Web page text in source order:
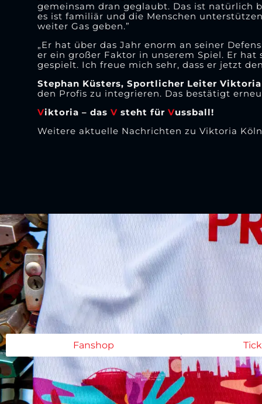
gemeinsam dran geglaubt. Das ist natürlich
es ist familiär und die Menschen
weiter Gas geben.”
„Er hat über das Jahr enorm an seiner
er ein großer Faktor in unserem Spiel. Er
gespielt. Ich freue mich sehr, dass er jetzt
Stephan Küsters, Sportlicher Leiter
den Profis zu integrieren. Das bestätigt
Viktoria – das Vsteht für Vussball!
Weitere aktuelle Nachrichten zu Viktoria
Fanshop